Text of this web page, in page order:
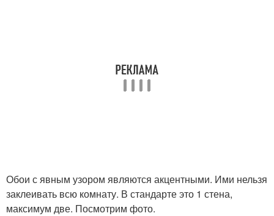
Обои с явным узором являются акцентными. Ими нельзя
заклеивать всю комнату. В стандарте это 1 стена,
максимум две. Посмотрим фото.